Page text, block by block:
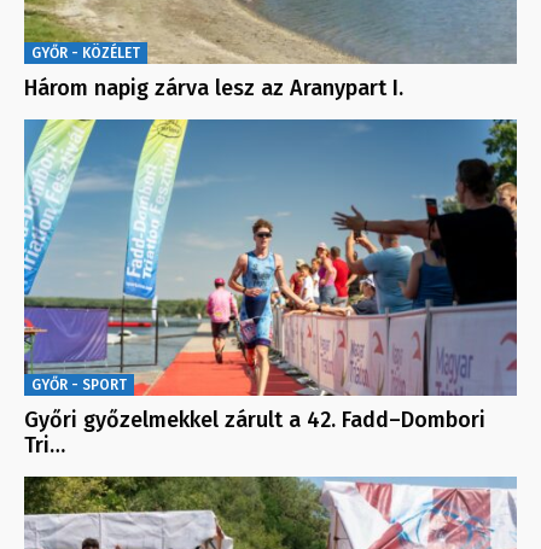
GYŐR - KÖZÉLET
Három napig zárva lesz az Aranypart I.
GYŐR - SPORT
Győri győzelmekkel zárult a 42. Fadd–Dombori
Tri…